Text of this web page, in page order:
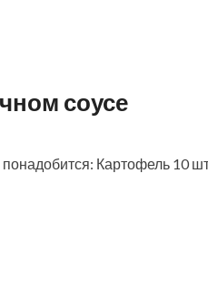
соусе
Картофель 10